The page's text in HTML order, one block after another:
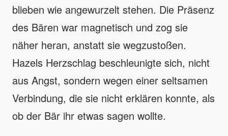
blieben wie angewurzelt stehen. Die Präsenz
des Bären war magnetisch und zog sie
näher heran, anstatt sie wegzustoßen.
Hazels Herzschlag beschleunigte sich, nicht
aus Angst, sondern wegen einer seltsamen
Verbindung, die sie nicht erklären konnte, als
ob der Bär ihr etwas sagen wollte.